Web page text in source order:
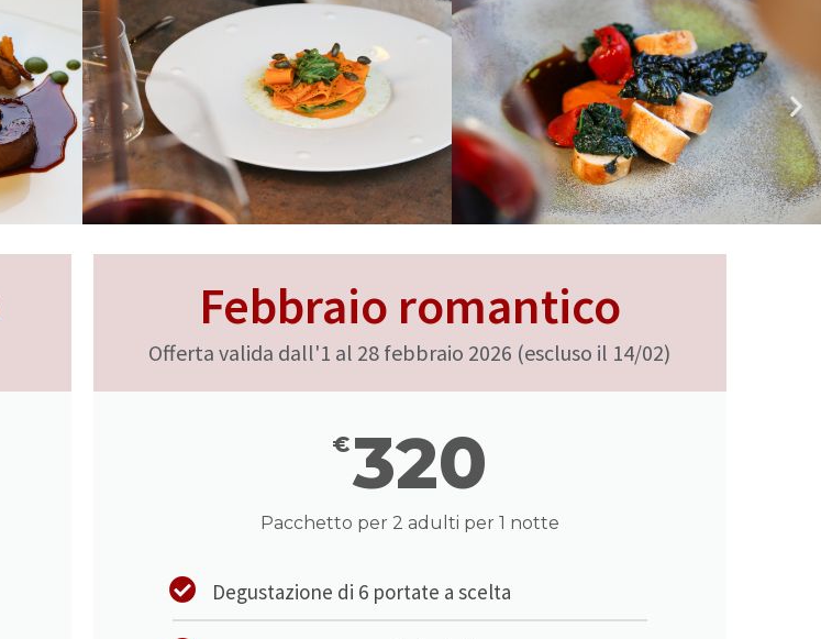
Febbraio romantico
Offerta valida dall'1 al 28 febbraio 2026 (escluso il 14/02)
€320
Pacchetto per 2 adulti per 1 notte
Degustazione di 6 portate a scelta